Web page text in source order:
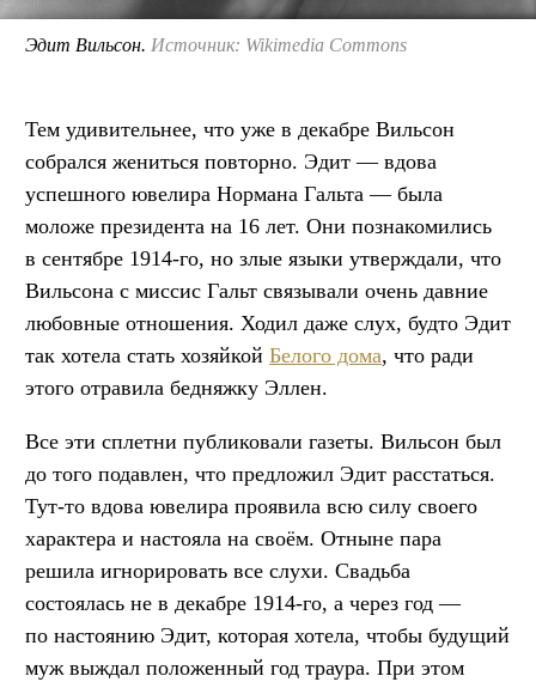
Эдит Вильсон. Источник: Wikimedia Commons
Тем удивительнее, что уже в декабре Вильсон
собрался жениться повторно. Эдит — вдова
успешного ювелира Нормана Гальта — была
моложе президента на 16 лет. Они познакомились
в сентябре 1914-го, но злые языки утверждали, что
Вильсона с миссис Гальт связывали очень давние
любовные отношения. Ходил даже слух, будто Эдит
так хотела стать хозяйкой Белого дома, что ради
этого отравила бедняжку Эллен.
Все эти сплетни публиковали газеты. Вильсон был
до того подавлен, что предложил Эдит расстаться.
Тут-то вдова ювелира проявила всю силу своего
характера и настояла на своём. Отныне пара
решила игнорировать все слухи. Свадьба
состоялась не в декабре 1914-го, а через год —
по настоянию Эдит, которая хотела, чтобы будущий
муж выждал положенный год траура. При этом